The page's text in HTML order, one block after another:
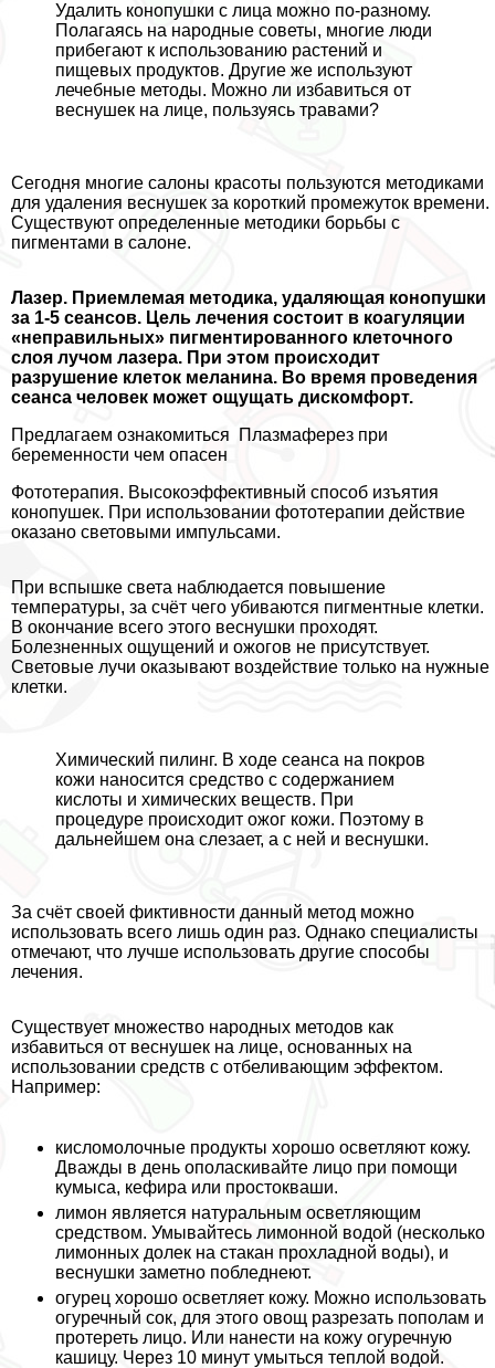
Удалить конопушки с лица можно по-разному.
Полагаясь на народные советы, многие люди
прибегают к использованию растений и
пищевых продуктов. Другие же используют
лечебные методы. Можно ли избавиться от
веснушек на лице, пользуясь травами?
Сегодня многие салоны красоты пользуются методиками
для удаления веснушек за короткий промежуток времени.
Существуют определенные методики борьбы с
пигментами в салоне.
Лазер. Приемлемая методика, удаляющая конопушки
за 1-5 сеансов. Цель лечения состоит в коагуляции
«неправильных» пигментированного клеточного
слоя лучом лазера. При этом происходит
разрушение клеток меланина. Во время проведения
сеанса человек может ощущать дискомфорт.
Предлагаем ознакомиться
Плазмаферез при
беременности чем опасен
Фототерапия. Высокоэффективный способ изъятия
конопушек. При использовании фототерапии действие
оказано световыми импульсами.
При вспышке света наблюдается повышение
температуры, за счёт чего убиваются пигментные клетки.
В окончание всего этого веснушки проходят.
Болезненных ощущений и ожогов не присутствует.
Световые лучи оказывают воздействие только на нужные
клетки.
Химический пилинг. В ходе сеанса на покров
кожи наносится средство с содержанием
кислоты и химических веществ. При
процедуре происходит ожог кожи. Поэтому в
дальнейшем она слезает, а с ней и веснушки.
За счёт своей фиктивности данный метод можно
использовать всего лишь один раз. Однако специалисты
отмечают, что лучше использовать другие способы
лечения.
Существует множество народных методов как
избавиться от веснушек на лице, основанных на
использовании средств с отбеливающим эффектом.
Например:
кисломолочные продукты хорошо осветляют кожу.
Дважды в день ополаскивайте лицо при помощи
кумыса, кефира или простокваши.
лимон является натуральным осветляющим
средством. Умывайтесь лимонной водой (несколько
лимонных долек на стакан прохладной воды), и
веснушки заметно побледнеют.
огурец хорошо осветляет кожу. Можно использовать
огуречный сок, для этого овощ разрезать пополам и
протереть лицо. Или нанести на кожу огуречную
кашицу. Через 10 минут умыться теплой водой.